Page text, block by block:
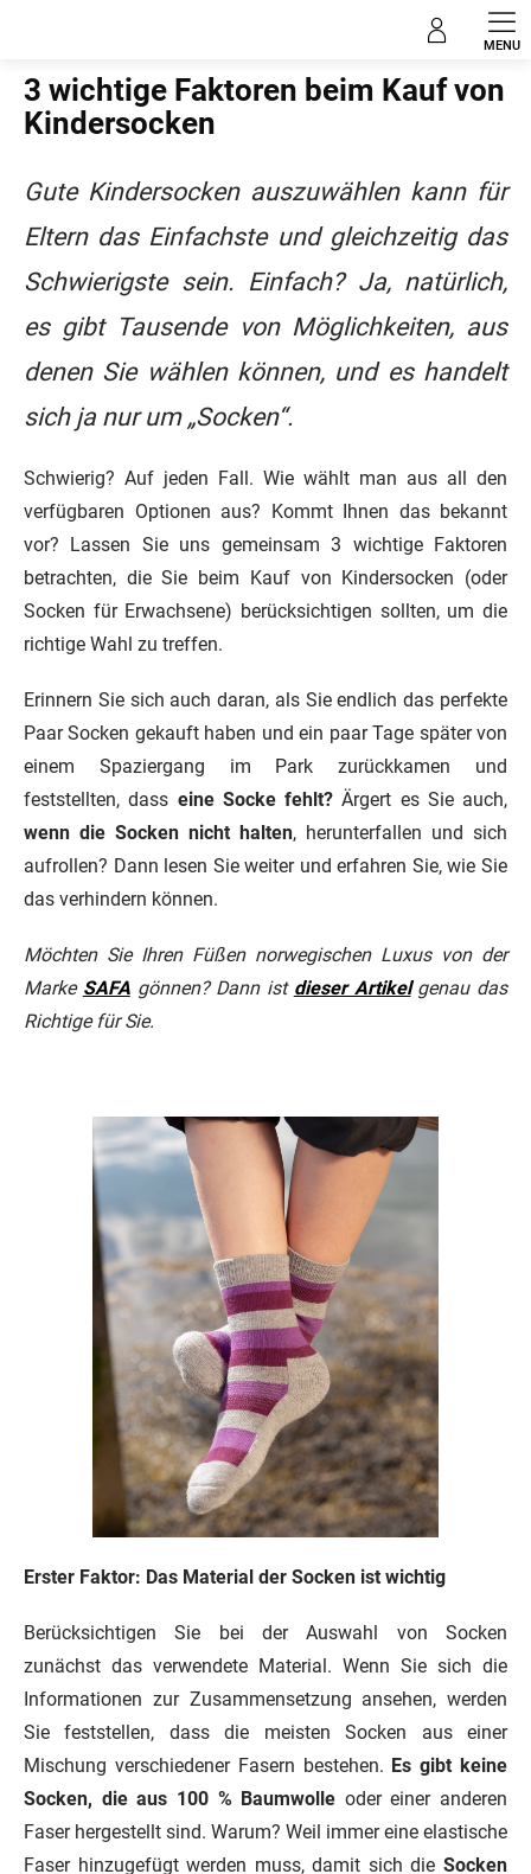
3 wichtige Faktoren beim Kauf von
Kindersocken
Gute Kindersocken auszuwählen kann für
Eltern das Einfachste und gleichzeitig das
Schwierigste sein. Einfach? Ja, natürlich,
es gibt Tausende von Möglichkeiten, aus
denen Sie wählen können, und es handelt
sich ja nur um „Socken“.
Schwierig? Auf jeden Fall. Wie wählt man aus all den
verfügbaren Optionen aus? Kommt Ihnen das bekannt
vor? Lassen Sie uns gemeinsam 3 wichtige Faktoren
betrachten, die Sie beim Kauf von Kindersocken (oder
Socken für Erwachsene) berücksichtigen sollten, um die
richtige Wahl zu treffen.
Erinnern Sie sich auch daran, als Sie endlich das perfekte
Paar Socken gekauft haben und ein paar Tage später von
einem Spaziergang im Park zurückkamen und
feststellten, dass eine Socke fehlt? Ärgert es Sie auch,
wenn die Socken nicht halten, herunterfallen und sich
aufrollen? Dann lesen Sie weiter und erfahren Sie, wie Sie
das verhindern können.
Möchten Sie Ihren Füßen norwegischen Luxus von der
Marke SAFAgönnen? Dann ist dieser Artikelgenau das
Richtige für Sie.
Erster Faktor: Das Material der Socken ist wichtig
Berücksichtigen Sie bei der Auswahl von Socken
zunächst das verwendete Material. Wenn Sie sich die
Informationen zur Zusammensetzung ansehen, werden
Sie feststellen, dass die meisten Socken aus einer
Mischung verschiedener Fasern bestehen. Es gibt keine
Socken, die aus 100 % Baumwolle oder einer anderen
Faser hergestellt sind. Warum? Weil immer eine elastische
Faser hinzugefügt werden muss, damit sich die Socken